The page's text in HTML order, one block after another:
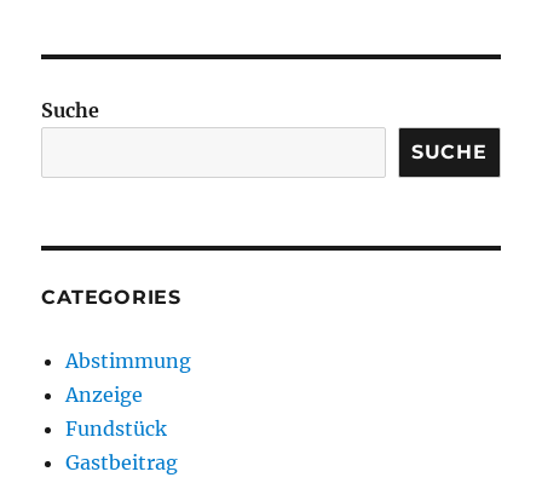
Suche
SUCHE
CATEGORIES
Abstimmung
Anzeige
Fundstück
Gastbeitrag